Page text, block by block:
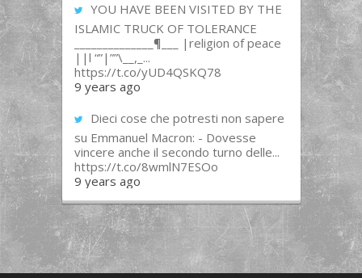
YOU HAVE BEEN VISITED BY THE
ISLAMIC TRUCK OF TOLERANCE
______________¶___ |religion of peace
||l “”|””\__,_...
https://t.co/yUD4QSKQ78
9 years ago
Dieci cose che potresti non sapere
su Emmanuel Macron: - Dovesse
vincere anche il secondo turno delle...
https://t.co/8wmlN7ESOo
9 years ago